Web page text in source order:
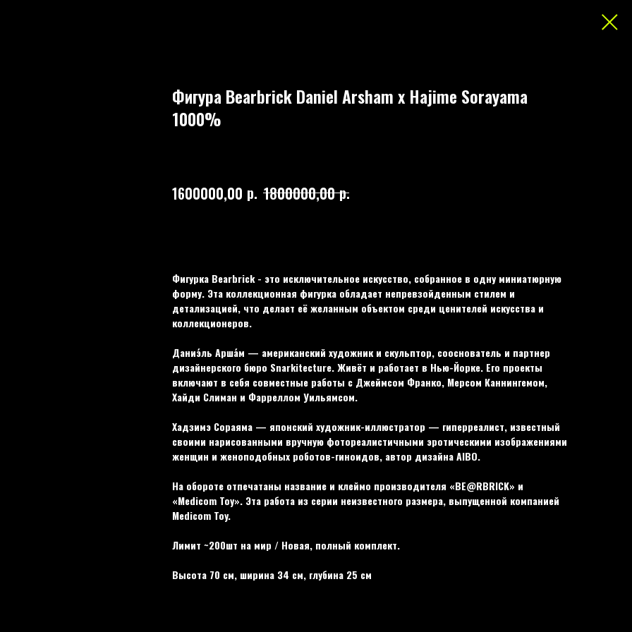
Фигура Bearbrick Daniel Arsham x Hajime Sorayama
1000%
1600000,00 р. 1800000,00 р.
Фигурка Bearbrick - это исключительное искусство, собранное в одну миниатюрную
форму. Эта коллекционная фигурка обладает непревзойденным стилем и
детализацией, что делает её желанным объектом среди ценителей искусства и
коллекционеров.
Даниэ́ль Арша́м — американский художник и скульптор, сооснователь и партнер
дизайнерского бюро Snarkitecture. Живёт и работает в Нью-Йорке. Его проекты
включают в себя совместные работы с Джеймсом Франко, Мерсом Каннингемом,
Хайди Слиман и Фарреллом Уильямсом.
Хадзимэ Сораяма — японский художник-иллюстратор — гиперреалист, известный
своими нарисованными вручную фотореалистичными эротическими изображениями
женщин и женоподобных роботов-гиноидов, автор дизайна AIBO.
На обороте отпечатаны название и клеймо производителя «BE@RBRICK» и
«Medicom Toy». Эта работа из серии неизвестного размера, выпущенной компанией
Medicom Toy.
Лимит ~200шт на мир / Новая, полный комплект.
Высота 70 см, ширина 34 см, глубина 25 см